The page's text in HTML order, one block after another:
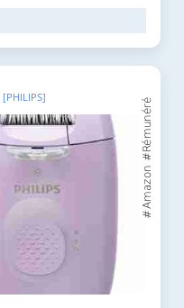
[PHILIPS]